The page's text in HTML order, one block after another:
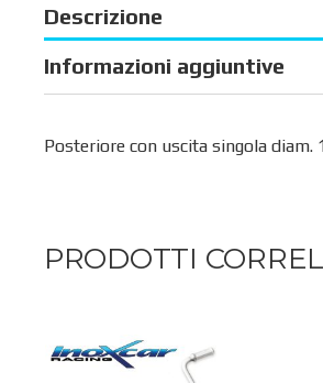
Descrizione
Informazioni aggiuntive
Posteriore con uscita singola diam.
PRODOTTI